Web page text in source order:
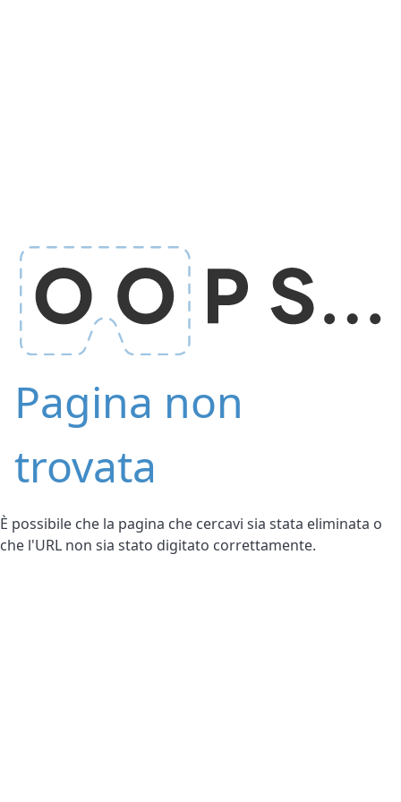
Pagina non
trovata
È possibile che la pagina che cercavi sia stata eliminata o
che l'URL non sia stato digitato correttamente.